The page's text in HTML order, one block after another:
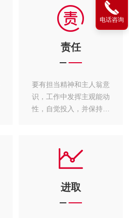
责任
要有担当精神和主人翁意
识，工作中发挥主观能动
性，自觉投入，并保持工
进取
电话咨询